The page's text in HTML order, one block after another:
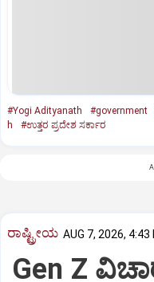
#Yogi Adityanath #government
h
#ಉತ್ತರ ಪ್ರದೇಶ ಸರ್ಕಾರ
ರಾಷ್ಟ್ರೀಯ AUG 7, 2026, 4:43
Gen Z